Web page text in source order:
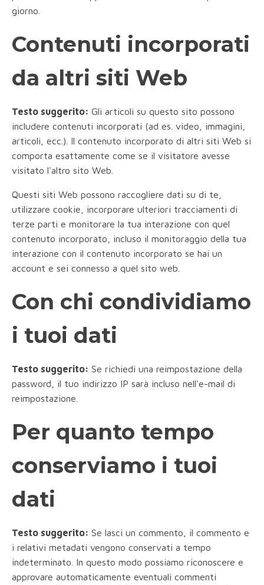
giorno.
Contenuti incorporati
da altri siti Web
Testo suggerito: Gli articoli su questo sito possono
includere contenuti incorporati (ad es. video, immagini,
articoli, ecc.). Il contenuto incorporato di altri siti Web si
comporta esattamente come se il visitatore avesse
visitato l'altro sito Web.
Questi siti Web possono raccogliere dati su di te,
utilizzare cookie, incorporare ulteriori tracciamenti di
terze parti e monitorare la tua interazione con quel
contenuto incorporato, incluso il monitoraggio della tua
interazione con il contenuto incorporato se hai un
account e sei connesso a quel sito web.
Con chi condividiamo
i tuoi dati
Testo suggerito: Se richiedi una reimpostazione della
password, il tuo indirizzo IP sarà incluso nell'e-mail di
reimpostazione.
Per quanto tempo
conserviamo i tuoi
dati
Testo suggerito: Se lasci un commento, il commento e
i relativi metadati vengono conservati a tempo
indeterminato. In questo modo possiamo riconoscere e
approvare automaticamente eventuali commenti